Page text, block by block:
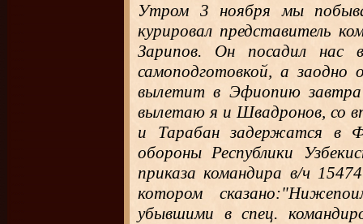
Утром 3 ноября мы
курировал представитель
Зарипов. Он посадил нас
самоподготовкой, а заодно
вылетит в Эфиопию
вылетаю я и Швадронов, со
и Тарабан задержатся в
обороны Республики
приказа командира в/ч
котором
убывшими в спец.